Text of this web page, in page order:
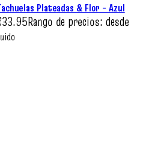
Plateadas & Flor – Azul
33.95Rango de precios: desde